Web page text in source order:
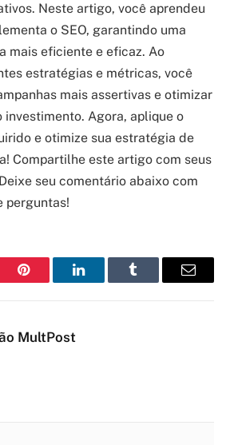
Neste artigo, você aprendeu
o SEO, garantindo uma
mais eficiente e eficaz. Ao
estratégias e métricas, você
mais assertivas e otimizar
investimento. Agora, aplique o
e otimize sua estratégia de
Compartilhe este artigo com seus
seu comentário abaixo com
perguntas!
Pinterest LinkedInTumblr Email
MultPost